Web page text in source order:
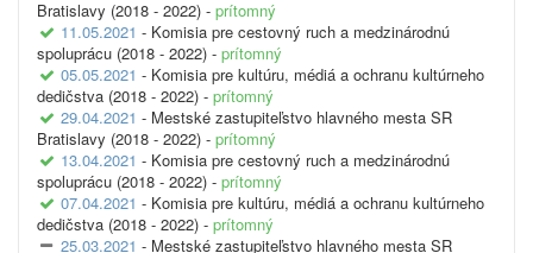
Bratislavy (2018 - 2022) - prítomný
11.05.2021 - Komisia pre cestovný ruch a medzinárodnú
spoluprácu (2018 - 2022) - prítomný
05.05.2021 - Komisia pre kultúru, médiá a ochranu kultúrneho
dedičstva (2018 - 2022) - prítomný
29.04.2021 - Mestské zastupiteľstvo hlavného mesta SR
Bratislavy (2018 - 2022) - prítomný
13.04.2021 - Komisia pre cestovný ruch a medzinárodnú
spoluprácu (2018 - 2022) - prítomný
07.04.2021 - Komisia pre kultúru, médiá a ochranu kultúrneho
dedičstva (2018 - 2022) - prítomný
25.03.2021 - Mestské zastupiteľstvo hlavného mesta SR